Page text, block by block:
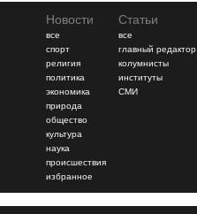
Новости
все
спорт
религия
политика
экономика
природа
общество
культура
наука
происшествия
избранное
Статьи
все
главный редактор
колумнисты
институты
СМИ